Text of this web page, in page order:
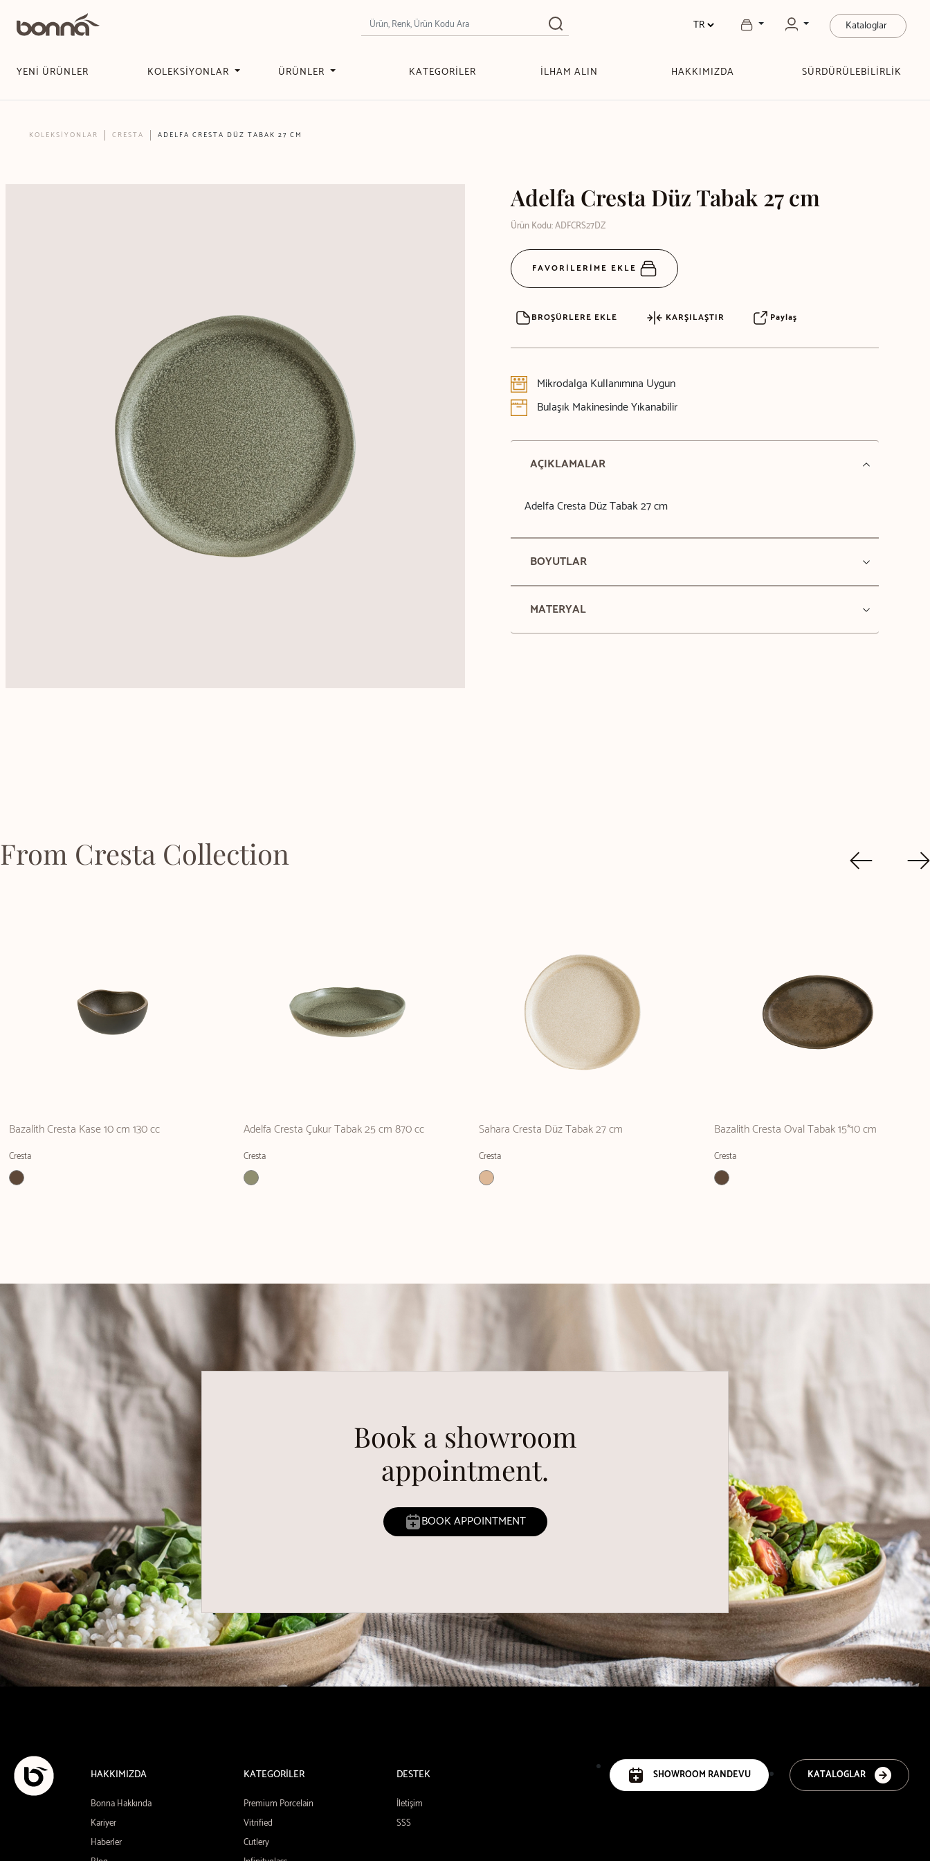
Kataloglar
YENİ ÜRÜNLER KOLEKSİYONLAR ÜRÜNLER KATEGORİLER İLHAM ALIN HAKKIMIZDA SÜRDÜRÜLEBİLİRLİK
KOLEKSİYONLAR CRESTA ADELFA CRESTA DÜZ TABAK 27 CM
Adelfa Cresta Düz Tabak 27 cm
Ürün Kodu: ADFCRS27DZ
FAVORİLERİME EKLE
BROŞÜRLERE EKLE KARŞILAŞTIR Paylaş
Mikrodalga Kullanımına Uygun
Bulaşık Makinesinde Yıkanabilir
AÇIKLAMALAR
Adelfa Cresta Düz Tabak 27 cm
BOYUTLAR
MATERYAL
From Cresta Collection
Bazalith Cresta Kase 10 cm 130 cc
Cresta
Adelfa Cresta Çukur Tabak 25 cm 870 cc
Cresta
Sahara Cresta Düz Tabak 27 cm
Cresta
Bazalith Cresta Oval Tabak 15*10 cm
Cresta
Book a showroom
appointment.
BOOK APPOINTMENT
HAKKIMIZDA
Bonna Hakkında
Kariyer
Haberler
KATEGORİLER
Premium Porcelain
Vitrified
Cutlery
DESTEK
İletişim
SSS
KATALOGLAR
SHOWROOM RANDEVU